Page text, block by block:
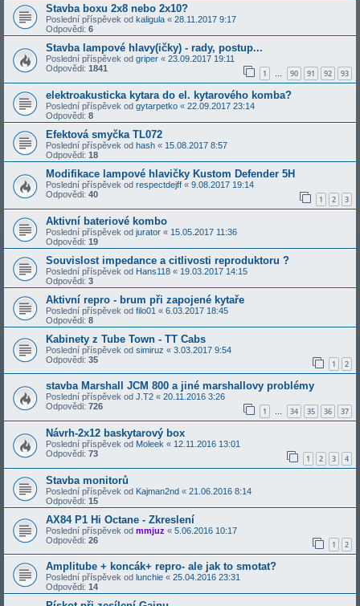
Stavba boxu 2x8 nebo 2x10?
Poslední příspěvek od kaligula « 28.11.2017 9:17
Odpovědi: 6
Stavba lampové hlavy(ičky) - rady, postup...
Poslední příspěvek od griper « 23.09.2017 19:11
Odpovědi: 1841 1 … 90 91 92 93
elektroakusticka kytara do el. kytarového komba?
Poslední příspěvek od gytarpetko « 22.09.2017 23:14
Odpovědi: 8
Efektová smyčka TL072
Poslední příspěvek od hash « 15.08.2017 8:57
Odpovědi: 18
Modifikace lampové hlavičky Kustom Defender 5H
Poslední příspěvek od respectdejff « 9.08.2017 19:14
Odpovědi: 40 1 2 3
Aktivní bateriové kombo
Poslední příspěvek od jurator « 15.05.2017 11:36
Odpovědi: 19
Souvislost impedance a citlivosti reproduktoru ?
Poslední příspěvek od Hans118 « 19.03.2017 14:15
Odpovědi: 3
Aktivní repro - brum při zapojené kytaře
Poslední příspěvek od filo01 « 6.03.2017 18:45
Odpovědi: 8
Kabinety z Tube Town - TT Cabs
Poslední příspěvek od simiruz « 3.03.2017 9:54
Odpovědi: 35 1 2
stavba Marshall JCM 800 a jiné marshallovy problémy
Poslední příspěvek od J.T2 « 20.11.2016 3:26
Odpovědi: 726 1 … 34 35 36 37
Návrh-2x12 baskytarový box
Poslední příspěvek od Moleek « 12.11.2016 13:01
Odpovědi: 73 1 2 3 4
Stavba monitorů
Poslední příspěvek od Kajman2nd « 21.06.2016 8:14
Odpovědi: 15
AX84 P1 Hi Octane - Zkreslení
Poslední příspěvek od mmjuz « 5.06.2016 10:17
Odpovědi: 26 1 2
Amplitube + koncák+ repro- ale jak to smotat?
Poslední příspěvek od lunchie « 25.04.2016 23:31
Odpovědi: 14